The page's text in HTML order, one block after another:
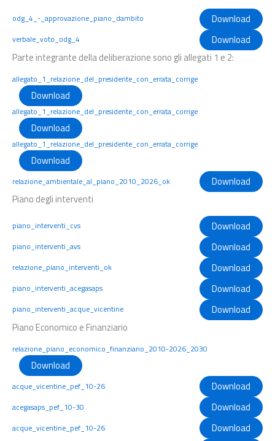
odg_4_-_approvazione_piano_dambito Download
verbale_voto_odg_4
Download
Parte integrante della deliberazione sono gli allegati 1 e 2:
allegato_1_relazione_del_presidente_con_errata_corrige
Download
allegato_1_relazione_del_presidente_con_errata_corrige
Download
allegato_1_relazione_del_presidente_con_errata_corrige
Download
relazione_ambientale_al_piano_2010_2026_ok
Download
Piano degli interventi
piano_interventi_cvs Download
piano_interventi_avs Download
relazione_piano_interventi_ok Download
piano_interventi_acegasaps Download
piano_interventi_acque_vicentine
Download
Piano Economico e Finanziario
relazione_piano_economico_finanziario_2010-2026_2030
Download
acque_vicentine_pef_10-26 Download
acegasaps_pef_10-30 Download
acque_vicentine_pef_10-26 Download